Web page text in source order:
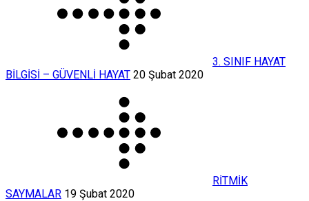
3. SINIF HAYAT
BİLGİSİ – GÜVENLİ HAYAT 20 Şubat 2020
RİTMİK
SAYMALAR 19 Şubat 2020